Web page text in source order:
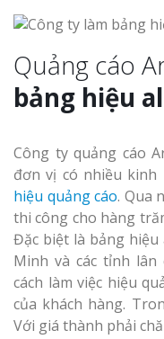
Quảng cáo
bảng hiệu
Công ty quảng cáo
đơn vị có nhiều
hiệu quảng cáo. Qua
thi công cho hàng
Đặc biệt là bảng hiệu
Minh và các tỉnh
cách làm việc hiệu
của khách hàng.
Với giá thành phải